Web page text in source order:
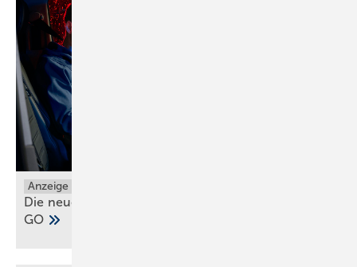
Anzeige
Die neuen Grundfos ALPHA1 GO und ALPHA2
GO